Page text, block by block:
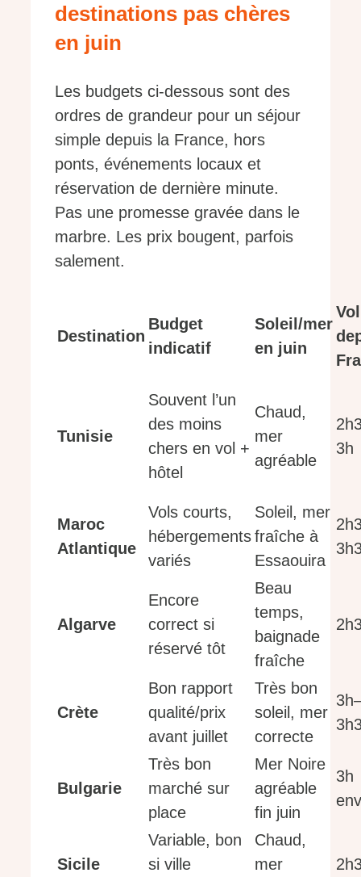
destinations pas chères
en juin
Les budgets ci-dessous sont des
ordres de grandeur pour un séjour
simple depuis la France, hors
ponts, événements locaux et
réservation de dernière minute.
Pas une promesse gravée dans le
marbre. Les prix bougent, parfois
salement.
Destination
Budget
indicatif
Soleil/mer
en juin
Vol
Tunisie
Souvent l’un
des moins
chers en vol +
hôtel
Chaud,
mer
agréable
3h
Maroc
Atlantique
Vols courts,
hébergements
variés
Soleil, mer
fraîche à
Essaouira
Algarve
Encore
correct si
réservé tôt
Beau
temps,
baignade
fraîche
Crète
Bon rapport
qualité/prix
avant juillet
Très bon
soleil, mer
correcte
Bulgarie
Très bon
marché sur
place
Mer Noire
agréable
fin juin
3h
Sicile
Variable, bon
si ville
Chaud,
mer